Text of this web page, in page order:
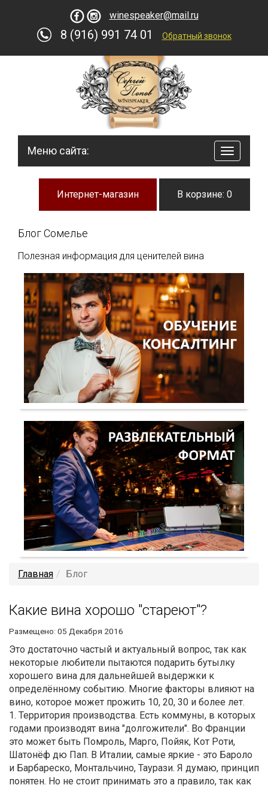
winespeaker@mail.ru
8 (916) 991 74 01 Обратный звонок
по
сайту
Меню сайта:
Интернет-магазин В корзине: 0
Блог Сомелье
Полезная информация для ценителей вина
Главная Блог
Какие вина хорошо "стареют"?
Размещено: 05 Декабря 2016
Это достаточно частый и актуальный вопрос, так как
некоторые любители пытаются подарить бутылку
хорошего вина для дальнейшей выдержки к
определённому событию. Многие факторы влияют на
вино, которое может прожить 10, 20, 30 и более лет.
1. Территория производства. Есть коммуны, в которых
годами производят вина "долгожители". Во Франции
это может быть Помроль, Марго, Пойяк, Кот Роти,
Шатонёф дю Пап. В Италии, самые яркие - это Бароло
и Барбареско, Монтальчино, Таурази. Я думаю, принцип
понятен. Но не стоит принимать это а правило, так как